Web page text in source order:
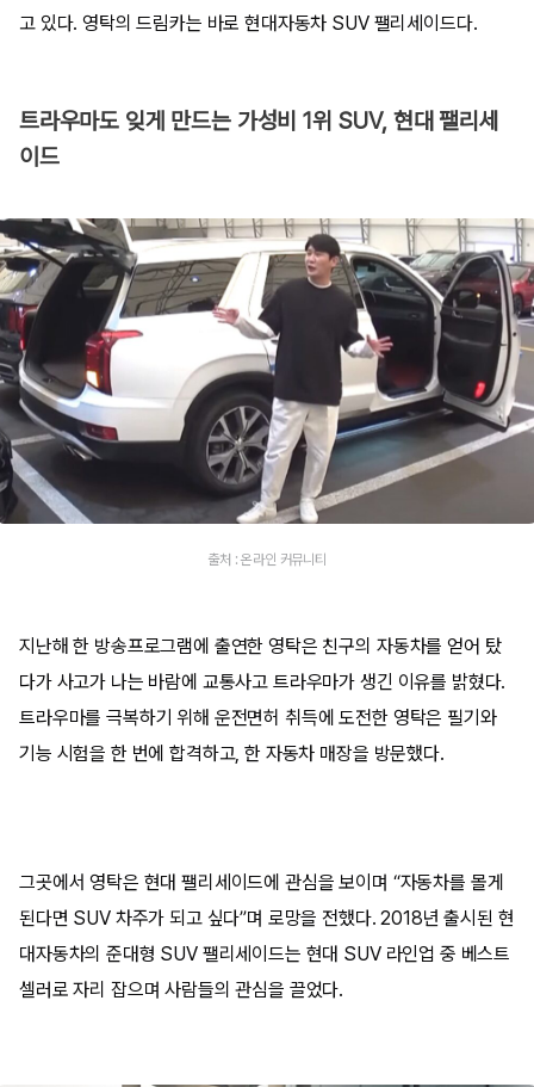
고 있다. 영탁의 드림카는 바로 현대자동차 SUV 팰리세이드다.
트라우마도 잊게 만드는 가성비 1위 SUV, 현대 팰리세
이드
출처 : 온라인 커뮤니티
지난해 한 방송프로그램에 출연한 영탁은 친구의 자동차를 얻어 탔
다가 사고가 나는 바람에 교통사고 트라우마가 생긴 이유를 밝혔다.
트라우마를 극복하기 위해 운전면허 취득에 도전한 영탁은 필기와
기능 시험을 한 번에 합격하고, 한 자동차 매장을 방문했다.
그곳에서 영탁은 현대 팰리세이드에 관심을 보이며 “자동차를 몰게
된다면 SUV 차주가 되고 싶다”며 로망을 전했다. 2018년 출시된 현
대자동차의 준대형 SUV 팰리세이드는 현대 SUV 라인업 중 베스트
셀러로 자리 잡으며 사람들의 관심을 끌었다.